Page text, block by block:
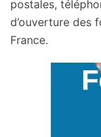
postales,
d’ouverture des
France.